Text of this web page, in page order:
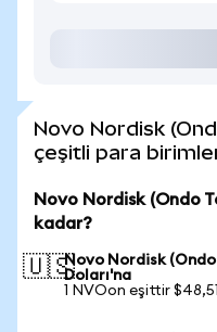
Novo Nordisk
çeşitli para
Novo Nordisk (Ondo
kadar?
🇺🇸Novo Nordisk
Doları'na
1 NVOon eşittir $48,51